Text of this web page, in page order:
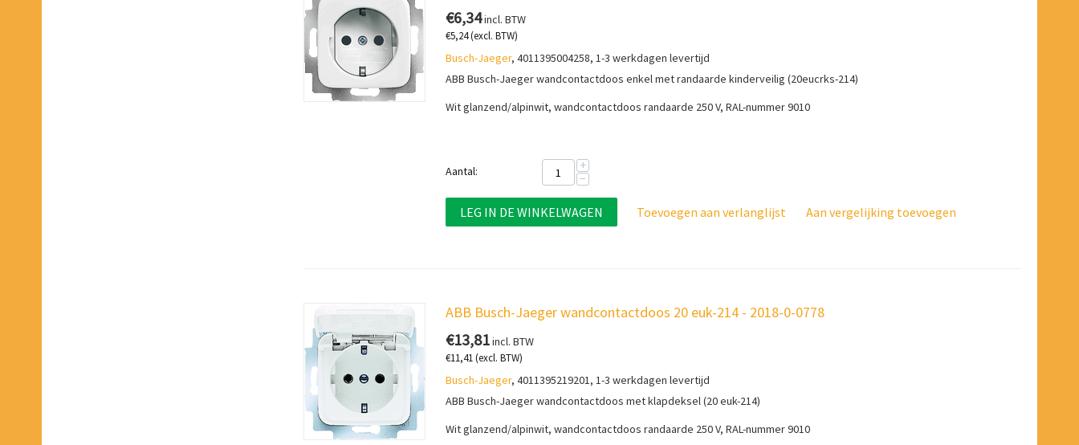
€6,34incl. BTW
€5,24(excl. BTW)
Busch-Jaeger, 4011395004258, 1-3 werkdagen levertijd
ABB Busch-Jaeger wandcontactdoos enkel met randaarde kinderveilig (20eucrks-214)
Wit glanzend/alpinwit, wandcontactdoos randaarde 250 V, RAL-nummer 9010
Aantal:
+
−
LEG IN DE WINKELWAGEN Toevoegen aan verlanglijst Aan vergelijking toevoegen
ABB Busch-Jaeger wandcontactdoos 20 euk-214 - 2018-0-0778
€13,81incl. BTW
€11,41(excl. BTW)
Busch-Jaeger, 4011395219201, 1-3 werkdagen levertijd
ABB Busch-Jaeger wandcontactdoos met klapdeksel (20 euk-214)
Wit glanzend/alpinwit, wandcontactdoos randaarde 250 V, RAL-nummer 9010